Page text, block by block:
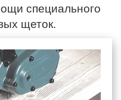
специального
щеток.